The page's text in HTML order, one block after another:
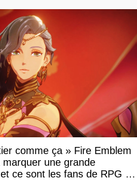
comme ça » Fire Emblem
une grande
ce sont les fans de RPG en